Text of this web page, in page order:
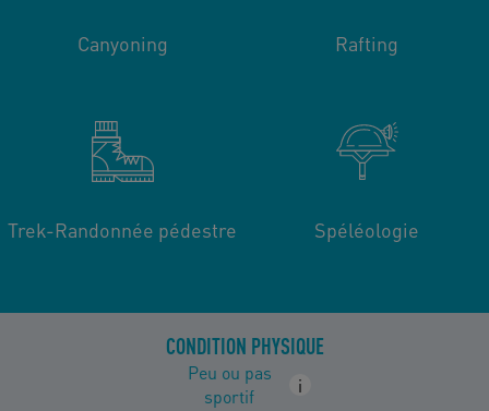
Canyoning Rafting
Trek-Randonnée pédestre Spéléologie
CONDITION PHYSIQUE
Peu ou pas
sportif
i